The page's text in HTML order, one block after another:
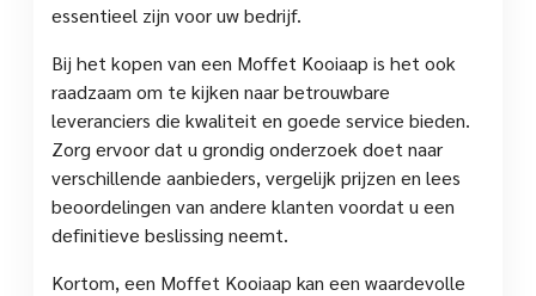
essentieel zijn voor uw bedrijf.
Bij het kopen van een Moffet Kooiaap is het ook
raadzaam om te kijken naar betrouwbare
leveranciers die kwaliteit en goede service bieden.
Zorg ervoor dat u grondig onderzoek doet naar
verschillende aanbieders, vergelijk prijzen en lees
beoordelingen van andere klanten voordat u een
definitieve beslissing neemt.
Kortom, een Moffet Kooiaap kan een waardevolle